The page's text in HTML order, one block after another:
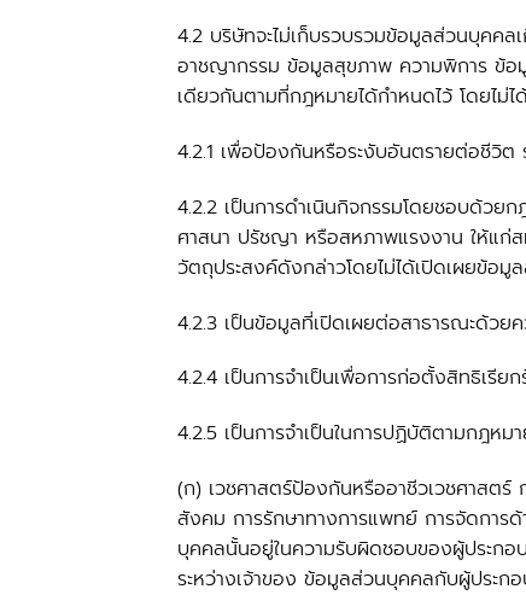
4.2 บริษัทจะไม่เก็บรวบรวมข้อมูลส่วนบุคค
อาชญากรรม ข้อมูลสุขภาพ ความพิการ ข้
เดียวกันตามที่กฎหมายได้กำหนดไว้ โดยไ
4.2.1 เพื่อป้องกันหรือระงับอันตรายต่อชีวิ
4.2.2 เป็นการดำเนินกิจกรรมโดยชอบด้วย
ศาสนา ปรัชญา หรือสหภาพแรงงาน ให้แก่
วัตถุประสงค์ดังกล่าวโดยไม่ได้เปิดเผยข้อ
4.2.3 เป็นข้อมูลที่เปิดเผยต่อสาธารณะด้ว
4.2.4 เป็นการจำเป็นเพื่อการก่อตั้งสิทธิเรี
4.2.5 เป็นการจำเป็นในการปฏิบัติตามกฎหม
(ก) เวชศาสตร์ป้องกันหรืออาชีวเวชศาสตร์
สังคม การรักษาทางการแพทย์ การจัดการ
บุคคลนั้นอยู่ในความรับผิดชอบของผู้ประก
ระหว่างเจ้าของ ข้อมูลส่วนบุคคลกับผู้ประก